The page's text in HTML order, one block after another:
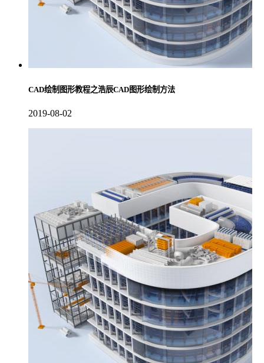
CAD绘制图形教程之浩辰CAD图形绘制方法
2019-08-02